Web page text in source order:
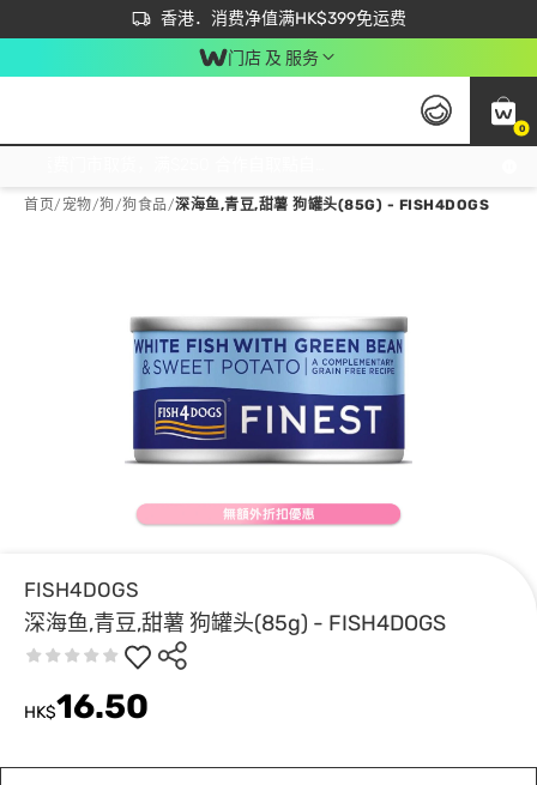
香港．消费净值满HK$399免运费
立即成为易赏钱会员尽享独家优惠
首次APP下单买满$450 输入 NEWAPP 即减$50
门店 及 服务
0
首页/ 宠物/狗/狗食品/深海鱼,青豆,甜薯 狗罐头(85G) - FISH4DOGS
FISH4DOGS
深海鱼,青豆,甜薯 狗罐头(85g) - FISH4DOGS
HK$16.50